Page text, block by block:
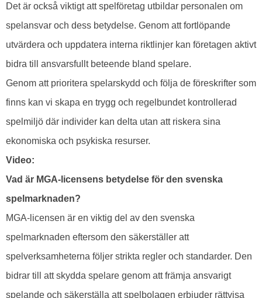
Det är också viktigt att spelföretag utbildar personalen om
spelansvar och dess betydelse. Genom att fortlöpande
utvärdera och uppdatera interna riktlinjer kan företagen aktivt
bidra till ansvarsfullt beteende bland spelare.
Genom att prioritera spelarskydd och följa de föreskrifter som
finns kan vi skapa en trygg och regelbundet kontrollerad
spelmiljö där individer kan delta utan att riskera sina
ekonomiska och psykiska resurser.
Video:
Vad är MGA-licensens betydelse för den svenska
spelmarknaden?
MGA-licensen är en viktig del av den svenska
spelmarknaden eftersom den säkerställer att
spelverksamheterna följer strikta regler och standarder. Den
bidrar till att skydda spelare genom att främja ansvarigt
spelande och säkerställa att spelbolagen erbjuder rättvisa